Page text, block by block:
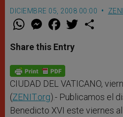
DICIEMBRE 05, 2008 00:00
W
t
s
p
p
M
e
s
e
g
e
r
F
a
e
b
o
k
w
Share this Entry
CIUDAD DEL VATICANO,
(ZENIT.org).- Publicamos el
Benedicto XVI este viernes